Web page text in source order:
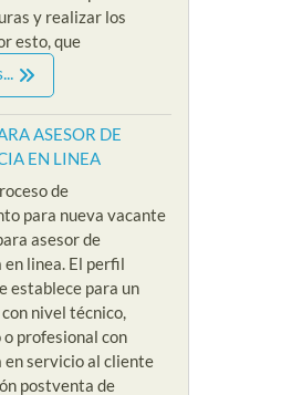
y realizar los
esto, que
ASESOR DE
EN LINEA
de
para nueva vacante
asesor de
linea. El perfil
establece para un
nivel técnico,
profesional con
en servicio al cliente
postventa de
EXPERIENCIA
ADMINISTRATIVO
PARA
SIN
EN
/
psicologa
convocatoria
reclutamiento
nueva